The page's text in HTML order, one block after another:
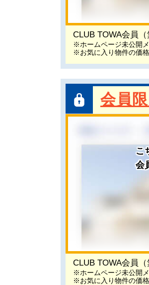
CLUB TOWA会員
※ホームページ未公開
※お気に入り物件の価
会員
こ
会
CLUB TOWA会員
※ホームページ未公開
※お気に入り物件の価